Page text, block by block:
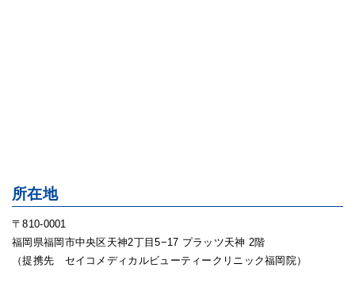
所在地
〒810-0001
福岡県福岡市中央区天神2丁目5−17 プラッツ天神 2階
（提携先 セイコメディカルビューティークリニック福岡院）